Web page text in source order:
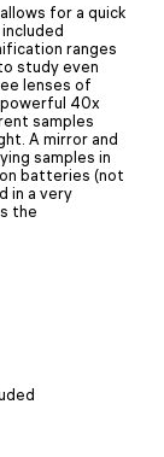
for a quick
ranges
study even
lenses of
40x
samples
A mirror and
samples in
batteries (not
in a very
the